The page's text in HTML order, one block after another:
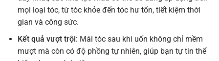
mọi loại tóc, từ tóc khỏe đến tóc hư tổn, tiết kiệm thời
gian và công sức.
Kết quả vượt trội: Mái tóc sau khi uốn không chỉ mềm
mượt mà còn có độ phồng tự nhiên, giúp bạn tự tin thể